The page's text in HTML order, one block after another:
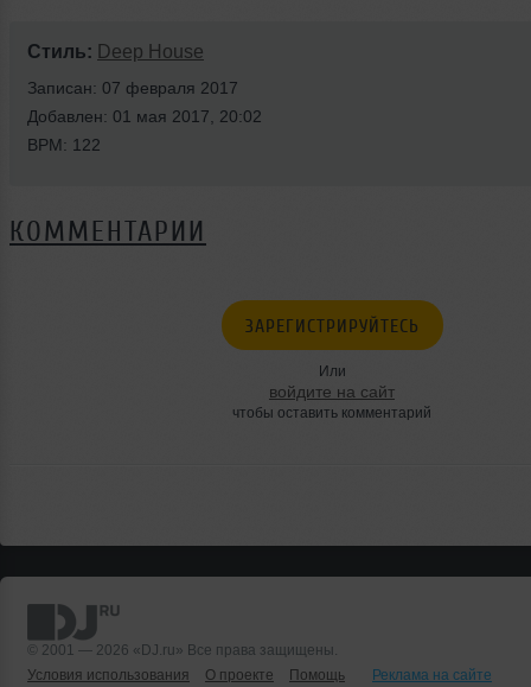
Стиль: Deep House
Записан: 07 февраля 2017
Добавлен: 01 мая 2017, 20:02
BPM: 122
КОММЕНТАРИИ
ЗАРЕГИСТРИРУЙТЕСЬ
Или
войдите на сайт
чтобы оставить комментарий
© 2001 — 2026 «DJ.ru» Все права защищены.
Условия использования
О проекте Помощь
Реклама на сайте